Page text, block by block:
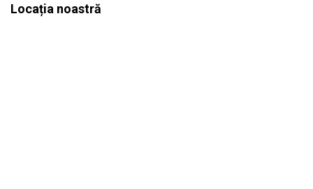
Locația noastră